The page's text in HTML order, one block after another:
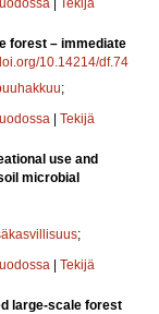
forest – immediate
10.14214/df.74
;
| Tekijä
use and
microbial
;
| Tekijä
large-scale forest